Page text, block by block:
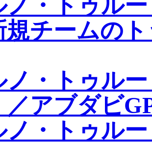
ノ・トゥル
規チームの
ノ・トゥル
／アブダビ
ノ・トゥル